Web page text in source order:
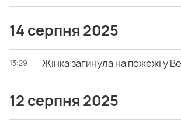
14 серпня 2025
13:29 Жінка загинула на пожежі у
12 серпня 2025